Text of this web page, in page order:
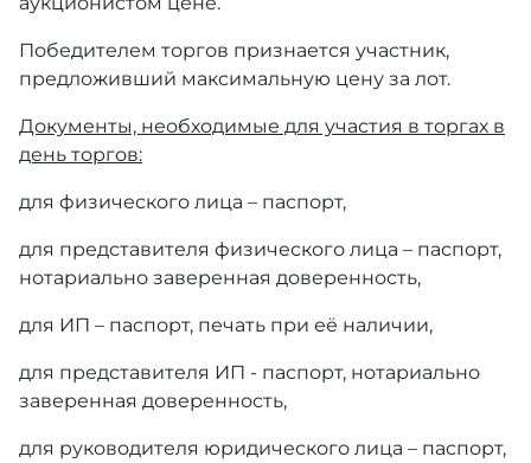
Победителем торгов признается участник,
предложивший максимальную цену за лот.
Документы, необходимые для участия в торгах в
день торгов:
для физического лица – паспорт,
для представителя физического лица – паспорт,
нотариально заверенная доверенность,
для ИП – паспорт, печать при её наличии,
для представителя ИП - паспорт, нотариально
заверенная доверенность,
для руководителя юридического лица – паспорт,